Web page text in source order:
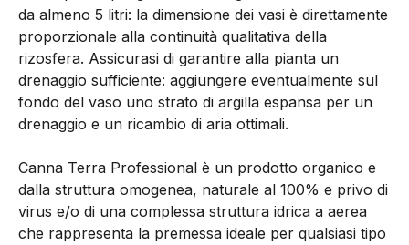
da almeno 5 litri: la dimensione dei vasi è direttamente
proporzionale alla continuità qualitativa della
rizosfera. Assicurasi di garantire alla pianta un
drenaggio sufficiente: aggiungere eventualmente sul
fondo del vaso uno strato di argilla espansa per un
drenaggio e un ricambio di aria ottimali.
Canna Terra Professional è un prodotto organico e
dalla struttura omogenea, naturale al 100% e privo di
virus e/o di una complessa struttura idrica a aerea
che rappresenta la premessa ideale per qualsiasi tipo